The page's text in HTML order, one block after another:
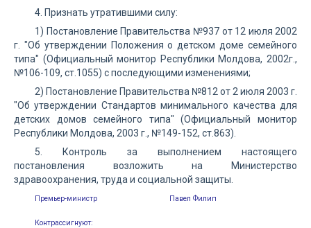
4. Признать утратившими силу:
1) Постановление Правительства №937 от 12 июля 2002
г. "Об утверждении Положения о детском доме семейного
типа" (Официальный монитор Республики Молдова, 2002г.,
№106-109, ст.1055) с последующими изменениями;
2) Постановление Правительства №812 от 2 июля 2003 г.
"Об утверждении Стандартов минимального качества для
детских домов семейного типа" (Официальный монитор
Республики Молдова, 2003 г., №149-152, ст.863).
5. Контроль за выполнением настоящего
постановления возложить на Министерство
здравоохранения, труда и социальной защиты.
Премьер-министр Павел Филип
Контрассигнуют: